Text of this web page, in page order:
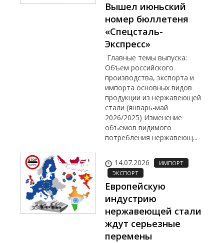
Вышел июньский
номер бюллетеня
«Спецсталь-
Экспресс»
Главные темы выпуска:
Объем российского
производства, экспорта и
импорта основных видов
продукции из нержавеющей
стали (январь-май
2026/2025) Изменение
объемов видимого
потребления нержавеющ...
14.07.2026
ИМПОРТ
ЭКСПОРТ
Европейскую
индустрию
нержавеющей стали
ждут серьезные
перемены